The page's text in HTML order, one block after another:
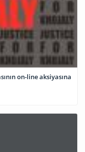
on-line aksiyasına